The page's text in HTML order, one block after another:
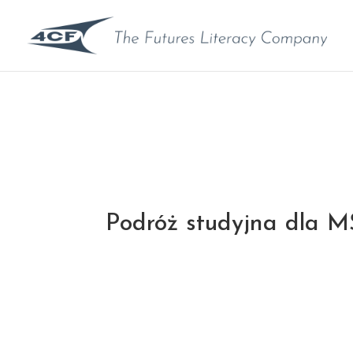
Podróż studyjna dla